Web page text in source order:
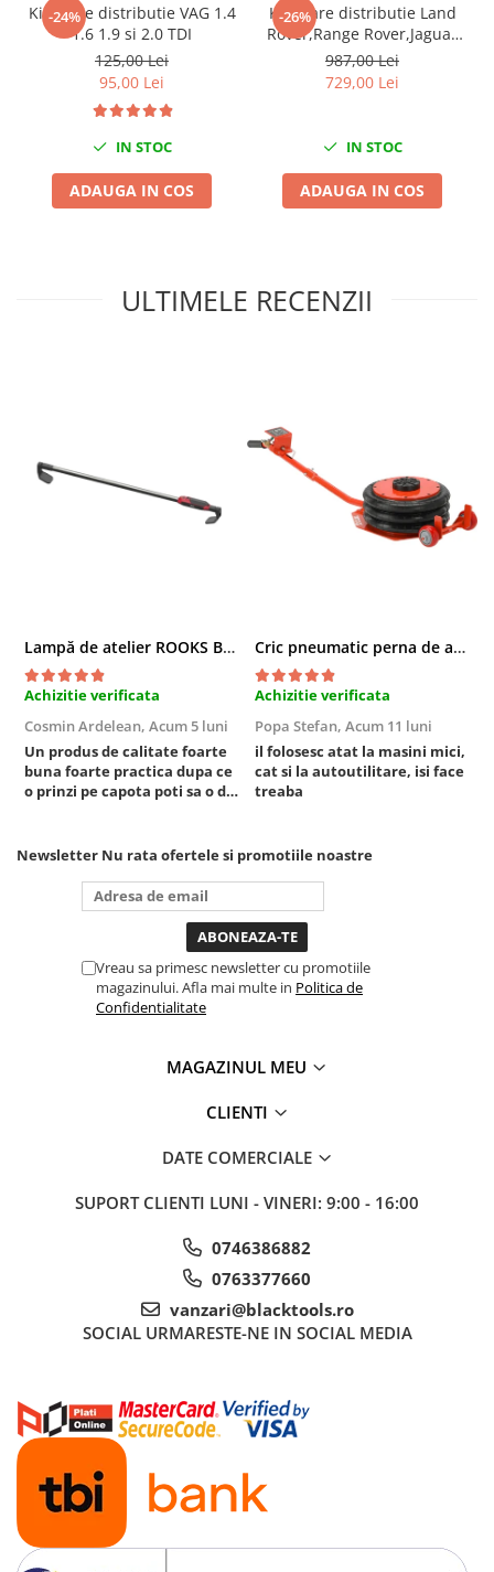
Accesorii Pneumatice
Alte scule pneumatice
Chei cu clichet
Compresoare
Masini de gaurit si taiat
Scule pentru nituit si capsat
Motor
Rulmenti,Bucsi si Extractoare
Capre Auto
Cricuri Hidraulice
Surubelnite Si Biti
Truse de biti
Truse de surubelnite
Vulcanizare
Masini de echilibrat roti
Piese de schimb
Scule Vulcanizare
-24%
Kit fixare distributie VAG 1.4
1.6 1.9 si 2.0 TDI
125,00 Lei
95,00 Lei
IN STOC
ADAUGA IN COS
-26%
Kit fixare distributie Land
Rover,Range Rover,Jaguar
2.0 Ingenium JLR Diesel
987,00 Lei
729,00 Lei
IN STOC
ADAUGA IN COS
ULTIMELE RECENZII
Lampă de atelier ROOKS B2 HYBRID pentru capotă, 2000 lumeni, 5000 mAh
Achizitie verificata
Cosmin Ardelean, Acum 5 luni
Un produs de calitate foarte
buna foarte practica dupa ce
o prinzi pe capota poti sa o dai
puternica si de la baterie care
tine destul de mult dar daca o
bagi la priza nu mai ai treaba
toata ziua ,ce...
Cric pneumatic perna de aer cu inaltator 6T
Achizitie verificata
Popa Stefan, Acum 11 luni
il folosesc atat la masini mici,
cat si la autoutilitare, isi face
treaba
Newsletter Nu rata ofertele si promotiile noastre
Vreau sa primesc newsletter cu promotiile
magazinului. Afla mai multe in Politica de
Confidentialitate
MAGAZINUL MEU
CLIENTI
DATE COMERCIALE
SUPORT CLIENTI LUNI - VINERI: 9:00 - 16:00
0746386882
0763377660
vanzari@blacktools.ro
SOCIAL URMARESTE-NE IN SOCIAL MEDIA